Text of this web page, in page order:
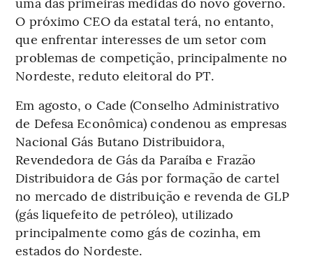
O próximo CEO da estatal terá, no entanto,
que enfrentar interesses de um setor com
problemas de competição, principalmente no
Nordeste, reduto eleitoral do PT.
Em agosto, o Cade (Conselho Administrativo
de Defesa Econômica) condenou as empresas
Nacional Gás Butano Distribuidora,
Revendedora de Gás da Paraíba e Frazão
Distribuidora de Gás por formação de cartel
no mercado de distribuição e revenda de GLP
(gás liquefeito de petróleo), utilizado
principalmente como gás de cozinha, em
estados do Nordeste.